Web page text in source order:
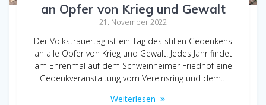
an Opfer von Krieg und Gewalt
21. November 2022
Der Volkstrauertag ist ein Tag des stillen Gedenkens
an alle Opfer von Krieg und Gewalt. Jedes Jahr findet
am Ehrenmal auf dem Schweinheimer Friedhof eine
Gedenkveranstaltung vom Vereinsring und dem…
Weiterlesen